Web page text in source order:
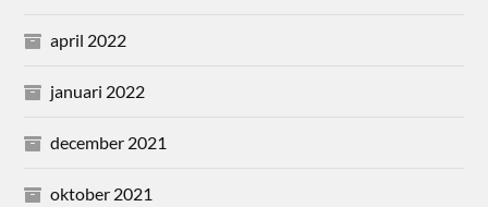
april 2022
januari 2022
december 2021
oktober 2021